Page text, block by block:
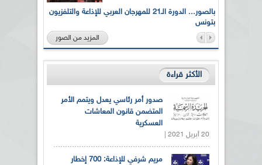
بالصور... الدورة الـ21 للمهرجان العربي للإذاعة والتلفزيون
بتونس
المزيد من الصور
الأكثر قراءة
صدور أمر رئاسي يعدل ويتمم الأمر
المتضمن قانون المعاشات
العسكرية
20 أبريل 2021 |
مريم شرفي للإذاعة: 700 إخطار